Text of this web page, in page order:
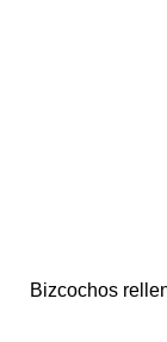
Bizcochos